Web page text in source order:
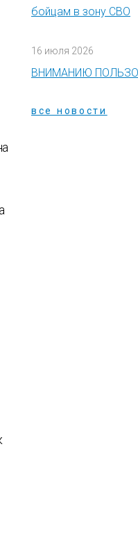
бойцам в зону СВО
16 июля 2026
ВНИМАНИЮ
все новости